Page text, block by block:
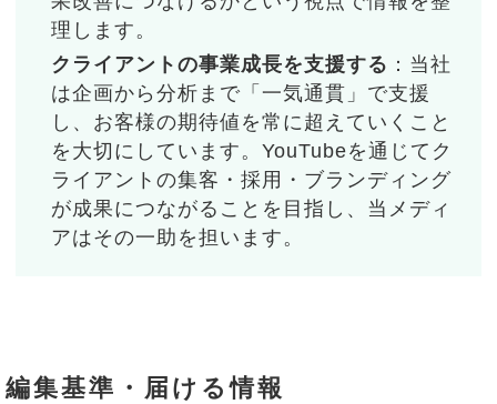
理します。
クライアントの事業成長を支援する ：当社
は企画から分析まで「一気通貫」で支援
し、お客様の期待値を常に超えていくこと
を大切にしています。YouTubeを通じてク
ライアントの集客・採用・ブランディング
が成果につながることを目指し、当メディ
アはその一助を担います。
編集基準・届ける情報